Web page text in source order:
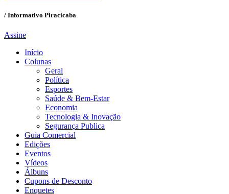
/ Informativo Piracicaba
Assine
Início
Colunas
Geral
Política
Esportes
Saúde & Bem-Estar
Economia
Tecnologia & Inovação
Segurança Publica
Guia Comercial
Edições
Eventos
Vídeos
Álbuns
Cupons de Desconto
Enquetes